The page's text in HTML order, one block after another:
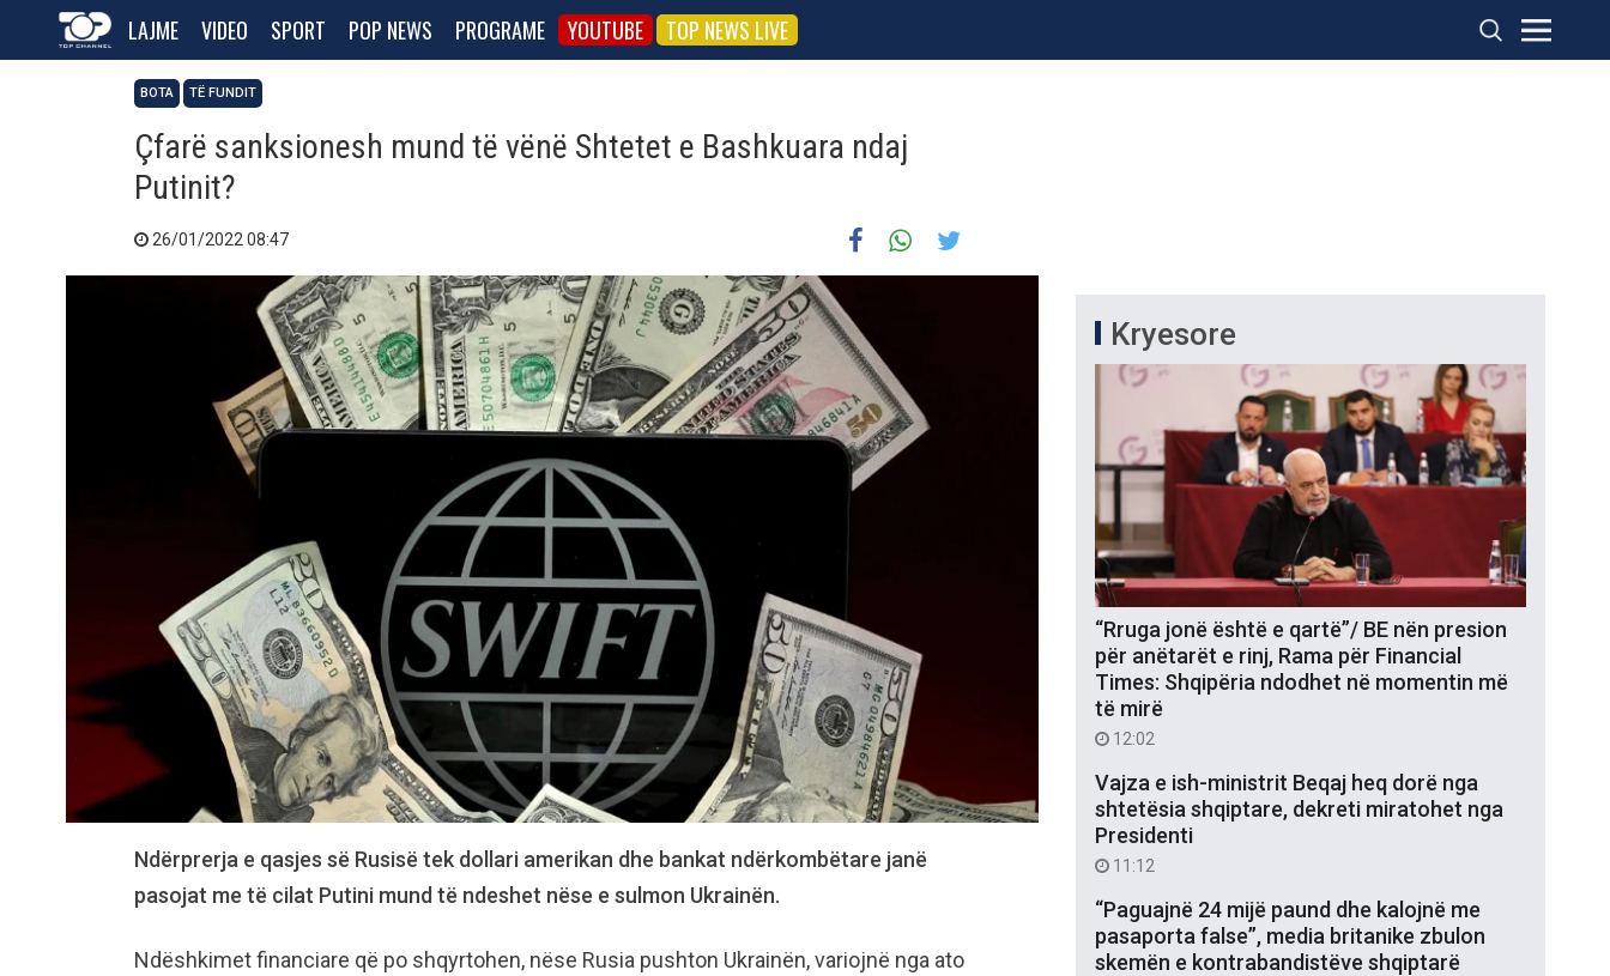
LAJME VIDEO SPORT POP NEWS PROGRAME YOUTUBE TOP NEWS LIVE
BOTA TË FUNDIT
Çfarë sanksionesh mund të vënë Shtetet e Bashkuara ndaj
Putinit?
26/01/2022 08:47
Ndërprerja e qasjes së Rusisë tek dollari amerikan dhe bankat ndërkombëtare janë
pasojat me të cilat Putini mund të ndeshet nëse e sulmon Ukrainën.
Ndëshkimet financiare që po shqyrtohen, nëse Rusia pushton Ukrainën, variojnë nga ato
Kryesore
“Rruga jonë është e qartë”/ BE nën presion
për anëtarët e rinj, Rama për Financial
Times: Shqipëria ndodhet në momentin më
të mirë
12:02
Vajza e ish-ministrit Beqaj heq dorë nga
shtetësia shqiptare, dekreti miratohet nga
Presidenti
11:12
“Paguajnë 24 mijë paund dhe kalojnë me
pasaporta false”, media britanike zbulon
skemën e kontrabandistëve shqiptarë